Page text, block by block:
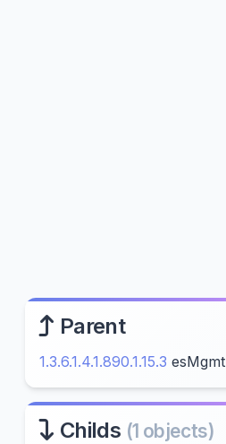
Parent
1.3.6.1.4.1.890.1.15.3 esMgmt
Childs (1 objects)